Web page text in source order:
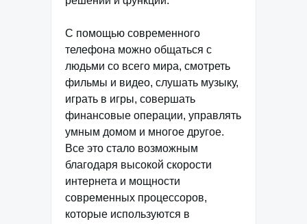
С помощью современного
телефона можно общаться с
людьми со всего мира, смотреть
фильмы и видео, слушать музыку,
играть в игры, совершать
финансовые операции, управлять
умным домом и многое другое.
Все это стало возможным
благодаря высокой скорости
интернета и мощности
современных процессоров,
которые используются в